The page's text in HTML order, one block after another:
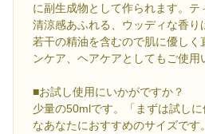
に副生成物として作られます。
清涼感あふれる、ウッディな香り
若干の精油を含むので肌に優しく
ンケア、ヘアケアとしてもご使用
■お試し使用にいかがですか？
少量の50mlです。「まずは試し
なあなたにおすすめのサイズです